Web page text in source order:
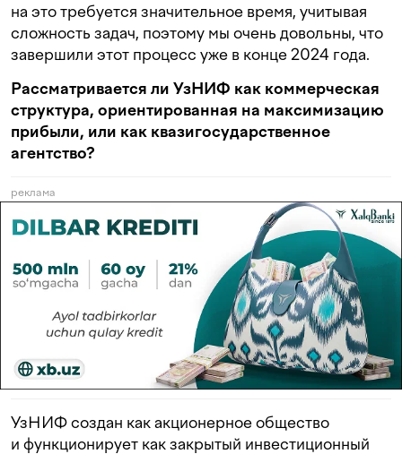
на это требуется значительное время, учитывая
сложность задач, поэтому мы очень довольны, что
завершили этот процесс уже в конце 2024 года.
Рассматривается ли УзНИФ как коммерческая
структура, ориентированная на максимизацию
прибыли, или как квазигосударственное
агентство?
реклама
УзНИФ создан как акционерное общество
и функционирует как закрытый инвестиционный